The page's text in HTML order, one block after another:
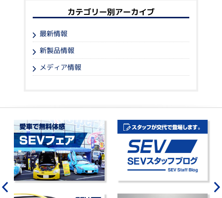
カテゴリー別アーカイブ
最新情報
新製品情報
メディア情報